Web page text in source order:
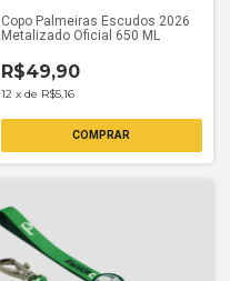
Copo Palmeiras Escudos 2026
Metalizado Oficial 650 ML
R$49,90
12 x de R$5,16